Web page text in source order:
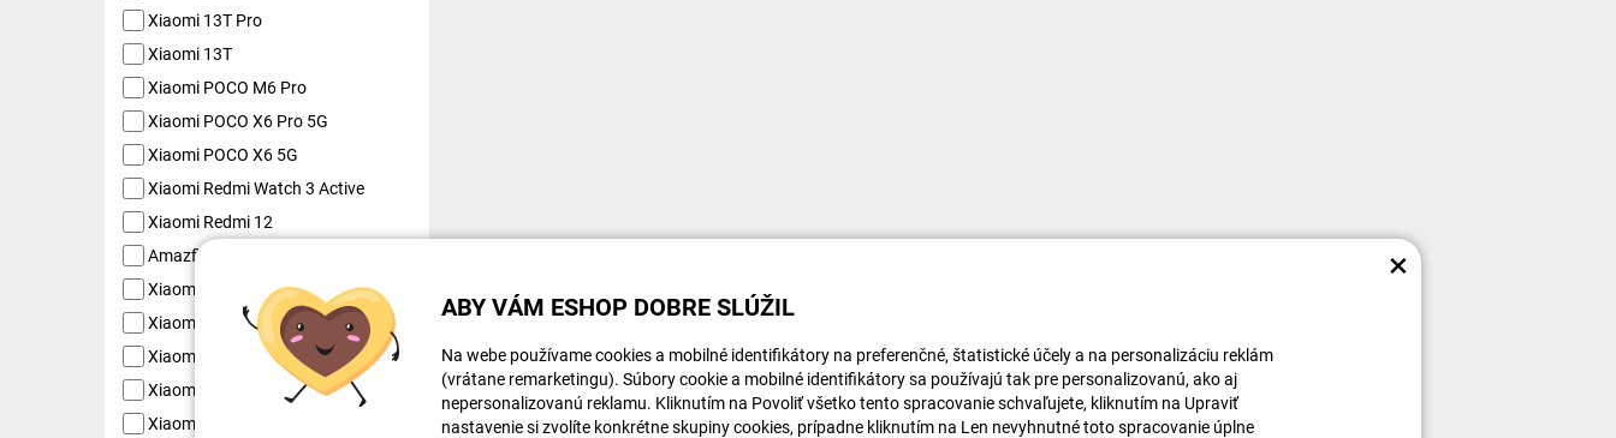
ABY VÁM ESHOP DOBRE SLÚŽIL
Na webe používame cookies a mobilné identifikátory na preferenčné, štatistické účely a na personalizáciu reklám
(vrátane remarketingu). Súbory cookie a mobilné identifikátory sa používajú tak pre personalizovanú, ako aj
nepersonalizovanú reklamu. Kliknutím na Povoliť všetko tento spracovanie schvaľujete, kliknutím na Upraviť
nastavenie si zvolíte konkrétne skupiny cookies, prípadne kliknutím na Len nevyhnutné toto spracovanie úplne
×
Xiaomi 13T Pro
Xiaomi 13T
Xiaomi POCO M6 Pro
Xiaomi POCO X6 Pro 5G
Xiaomi POCO X6 5G
Xiaomi Redmi Watch 3 Active
Xiaomi Redmi 12
Amazfit Band 7
Xiaomi Redmi Smart Band 2 GL
Xiaomi Redmi Smart Band Pro
Xiaomi 13 Pro
Xiaomi 13 Lite
Xiaomi Redmi Note 12S